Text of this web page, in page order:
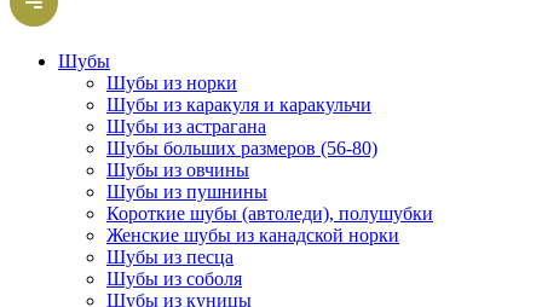
Шубы
Шубы из норки
Шубы из каракуля и каракульчи
Шубы из астрагана
Шубы больших размеров (56-80)
Шубы из овчины
Шубы из пушнины
Короткие шубы (автоледи), полушубки
Женские шубы из канадской норки
Шубы из песца
Шубы из соболя
Шубы из куницы